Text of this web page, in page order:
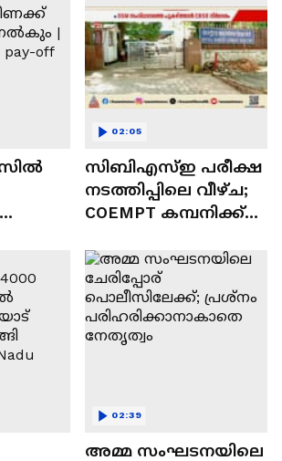
|
pay-
T
സിബിഎസ്ഇ പരീക്ഷ
നടത്തിപ്പിലെ വീഴ്ച;
COEMPT കമ്പനിക്ക്
Exam | Revaluation
02:05
അമ്മ സംഘടനയിലെ
02:39